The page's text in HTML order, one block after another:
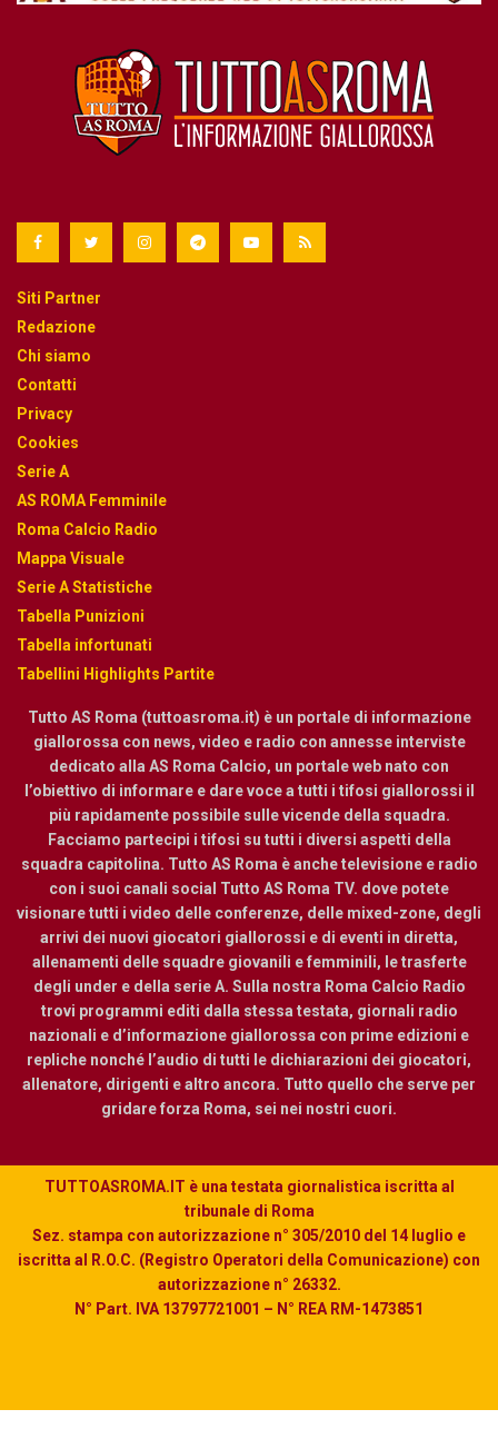
Siti Partner
Redazione
Chi siamo
Contatti
Privacy
Cookies
Serie A
AS ROMA Femminile
Roma Calcio Radio
Mappa Visuale
Serie A Statistiche
Tabella Punizioni
Tabella infortunati
Tabellini Highlights Partite
Tutto AS Roma (tuttoasroma.it) è un portale di informazione
giallorossa con news, video e radio con annesse interviste
dedicato alla AS Roma Calcio, un portale web nato con
l’obiettivo di informare e dare voce a tutti i tifosi giallorossi il
più rapidamente possibile sulle vicende della squadra.
Facciamo partecipi i tifosi su tutti i diversi aspetti della
squadra capitolina. Tutto AS Roma è anche televisione e radio
con i suoi canali social Tutto AS Roma TV. dove potete
visionare tutti i video delle conferenze, delle mixed-zone, degli
arrivi dei nuovi giocatori giallorossi e di eventi in diretta,
allenamenti delle squadre giovanili e femminili, le trasferte
degli under e della serie A. Sulla nostra Roma Calcio Radio
trovi programmi editi dalla stessa testata, giornali radio
nazionali e d’informazione giallorossa con prime edizioni e
repliche nonché l’audio di tutti le dichiarazioni dei giocatori,
allenatore, dirigenti e altro ancora. Tutto quello che serve per
gridare forza Roma, sei nei nostri cuori.
TUTTOASROMA.IT è una testata giornalistica iscritta al
tribunale di Roma
Sez. stampa con autorizzazione n° 305/2010 del 14 luglio e
iscritta al R.O.C. (Registro Operatori della Comunicazione) con
autorizzazione n° 26332.
N° Part. IVA 13797721001 – N° REA RM-1473851